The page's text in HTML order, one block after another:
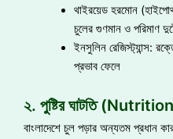
থাইরয়েড হরমোন
চুলের গুণমান ও পরিমাণ
ইনসুলিন রেজিস্ট্যান্স:
প্রভাব ফেলে
২. পুষ্টির ঘাটতি
বাংলাদেশে চুল পড়ার অন্যতম প্রধান